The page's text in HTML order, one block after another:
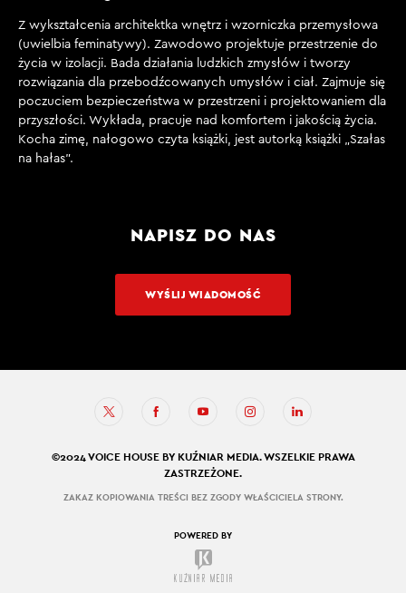
Z wykształcenia architektka wnętrz i wzorniczka przemysłowa
(uwielbia feminatywy). Zawodowo projektuje przestrzenie do
życia w izolacji. Bada działania ludzkich zmysłów i tworzy
rozwiązania dla przebodźcowanych umysłów i ciał. Zajmuje się
poczuciem bezpieczeństwa w przestrzeni i projektowaniem dla
przyszłości. Wykłada, pracuje nad komfortem i jakością życia.
Kocha zimę, nałogowo czyta książki, jest autorką książki „Szałas
na hałas”.
NAPISZ DO NAS
WYŚLIJ WIADOMOŚĆ
©2024 VOICE HOUSE BY KUŹNIAR MEDIA. WSZELKIE PRAWA
ZASTRZEŻONE.
ZAKAZ KOPIOWANIA TREŚCI BEZ ZGODY WŁAŚCICIELA STRONY.
POWERED BY